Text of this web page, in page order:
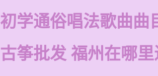
初学通俗唱法歌曲曲
古筝批发 福州在哪